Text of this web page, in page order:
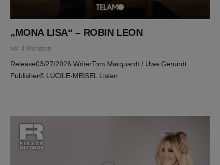
„MONA LISA“ – ROBIN LEON
vor 4 Monaten
Release03/27/2026 WriterTom Marquardt / Uwe Gerundt
Publisher© LUCILE-MEISEL Listen